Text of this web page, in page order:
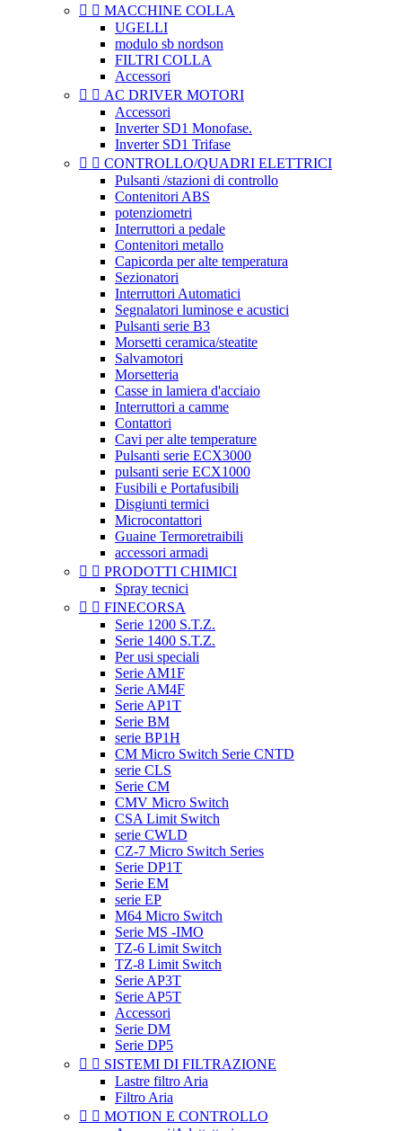
  MACCHINE COLLA
UGELLI
modulo sb nordson
FILTRI COLLA
Accessori
  AC DRIVER MOTORI
Accessori
Inverter SD1 Monofase.
Inverter SD1 Trifase
  CONTROLLO/QUADRI ELETTRICI
Pulsanti /stazioni di controllo
Contenitori ABS
potenziometri
Interruttori a pedale
Contenitori metallo
Capicorda per alte temperatura
Sezionatori
Interruttori Automatici
Segnalatori luminose e acustici
Pulsanti serie B3
Morsetti ceramica/steatite
Salvamotori
Morsetteria
Casse in lamiera d'acciaio
Interruttori a camme
Contattori
Cavi per alte temperature
Pulsanti serie ECX3000
pulsanti serie ECX1000
Fusibili e Portafusibili
Disgiunti termici
Microcontattori
Guaine Termoretraibili
accessori armadi
  PRODOTTI CHIMICI
Spray tecnici
  FINECORSA
Serie 1200 S.T.Z.
Serie 1400 S.T.Z.
Per usi speciali
Serie AM1F
Serie AM4F
Serie AP1T
Serie BM
serie BP1H
CM Micro Switch Serie CNTD
serie CLS
Serie CM
CMV Micro Switch
CSA Limit Switch
serie CWLD
CZ-7 Micro Switch Series
Serie DP1T
Serie EM
serie EP
M64 Micro Switch
Serie MS -IMO
TZ-6 Limit Switch
TZ-8 Limit Switch
Serie AP3T
Serie AP5T
Accessori
Serie DM
Serie DP5
  SISTEMI DI FILTRAZIONE
Lastre filtro Aria
Filtro Aria
  MOTION E CONTROLLO